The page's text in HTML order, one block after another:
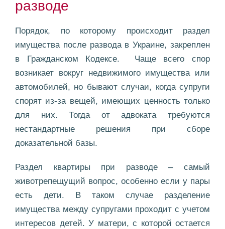
разводе
Порядок, по которому происходит раздел
имущества после развода в Украине, закреплен
в Гражданском Кодексе. Чаще всего спор
возникает вокруг недвижимого имущества или
автомобилей, но бывают случаи, когда супруги
спорят из-за вещей, имеющих ценность только
для них. Тогда от адвоката требуются
нестандартные решения при сборе
доказательной базы.
Раздел квартиры при разводе – самый
животрепещущий вопрос, особенно если у пары
есть дети. В таком случае разделение
имущества между супругами проходит с учетом
интересов детей. У матери, с которой остается